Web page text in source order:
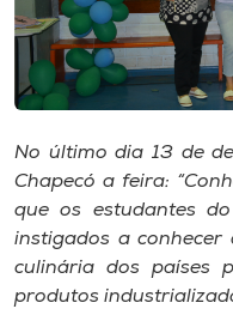
Museu
Unoesc
Selecione
o idioma
No último dia 13 de
Chapecó a feira:
que os estudantes
instigados a
culinária dos países
produtos